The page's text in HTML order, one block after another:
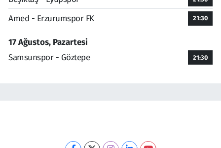
Amed - Erzurumspor FK 21:30
17 Ağustos, Pazartesi
Samsunspor - Göztepe
21:30